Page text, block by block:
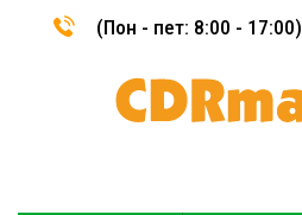
(Пон - пет: 8:00 - 17:00)